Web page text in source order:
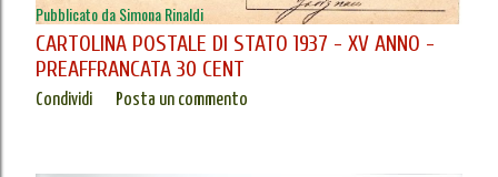
Pubblicato daSimona Rinaldi
CARTOLINA POSTALE DI STATO 1937 - XV ANNO -
PREAFFRANCATA 30 CENT
Condividi Posta un commento